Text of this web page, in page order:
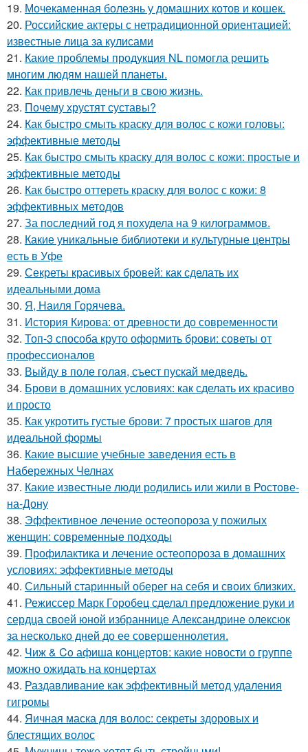
19. Мочекаменная болезнь у домашних котов и кошек.
20. Российские актеры с нетрадиционной ориентацией:
известные лица за кулисами
21. Какие проблемы продукция NL помогла решить
многим людям нашей планеты.
22. Как привлечь деньги в свою жизнь.
23. Почему хрустят суставы?
24. Как быстро смыть краску для волос с кожи головы:
эффективные методы
25. Как быстро смыть краску для волос с кожи: простые и
эффективные методы
26. Как быстро оттереть краску для волос с кожи: 8
эффективных методов
27. За последний год я похудела на 9 килограммов.
28. Какие уникальные библиотеки и культурные центры
есть в Уфе
29. Секреты красивых бровей: как сделать их
идеальными дома
30. Я, Наиля Горячева.
31. История Кирова: от древности до современности
32. Топ-3 способа круто оформить брови: советы от
профессионалов
33. Выйду в поле голая, съест пускай медведь.
34. Брови в домашних условиях: как сделать их красиво
и просто
35. Как укротить густые брови: 7 простых шагов для
идеальной формы
36. Какие высшие учебные заведения есть в
Набережных Челнах
37. Какие известные люди родились или жили в Ростове-
на-Дону
38. Эффективное лечение остеопороза у пожилых
женщин: современные подходы
39. Профилактика и лечение остеопороза в домашних
условиях: эффективные методы
40. Сильный старинный оберег на себя и своих близких.
41. Режиссер Марк Горобец сделал предложение руки и
сердца своей юной избраннице Александрине олексюк
за несколько дней до ее совершеннолетия.
42. Чиж & Co афиша концертов: какие новости о группе
можно ожидать на концертах
43. Раздавливание как эффективный метод удаления
гигромы
44. Яичная маска для волос: секреты здоровых и
блестящих волос